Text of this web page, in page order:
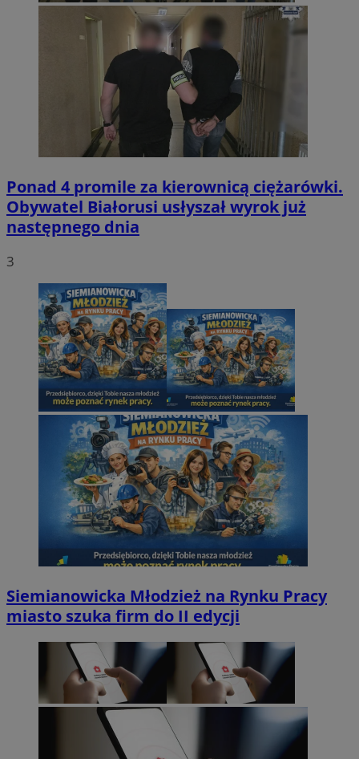
Ponad 4 promile za kierownicą ciężarówki.
Obywatel Białorusi usłyszał wyrok już
następnego dnia
3
Siemianowicka Młodzież na Rynku Pracy
miasto szuka firm do II edycji